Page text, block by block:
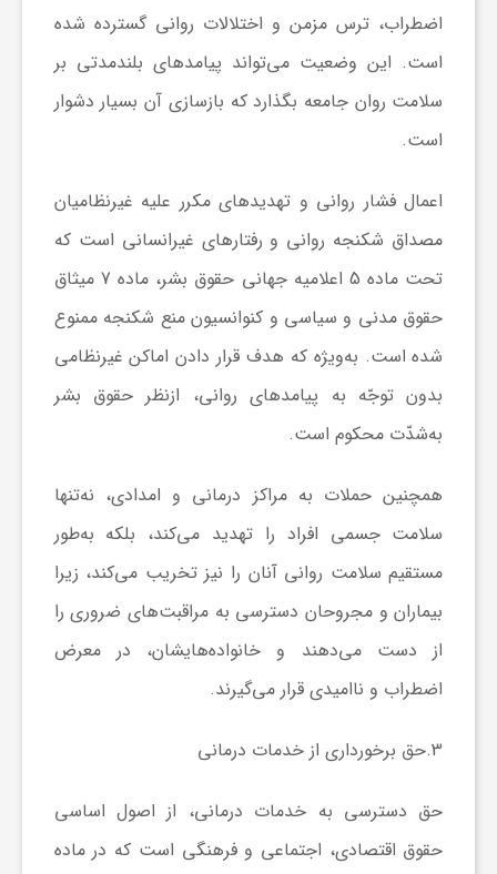
اضطراب، ترس مزمن و اختلالات روانی گسترده شده
است. این وضعیت می‌تواند پیامدهای بلندمدتی بر
سلامت روان جامعه بگذارد که بازسازی آن بسیار دشوار
است.
اعمال فشار روانی و تهدیدهای مکرر علیه غیرنظامیان
مصداق شکنجه روانی و رفتارهای غیرانسانی است که
تحت ماده 5 اعلامیه جهانی حقوق بشر، ماده 7 میثاق
حقوق مدنی و سیاسی و کنوانسیون منع شکنجه ممنوع
شده است. به‌ویژه که هدف قرار دادن اماکن غیرنظامی
بدون توجّه به پیامدهای روانی، ازنظر حقوق بشر
به‌شدّت محکوم است.
همچنین حملات به مراکز درمانی و امدادی، نه‌تنها
سلامت جسمی افراد را تهدید می‌کند، بلکه به‌طور
مستقیم سلامت روانی آنان را نیز تخریب می‌کند، زیرا
بیماران و مجروحان دسترسی به مراقبت‌های ضروری را
از دست می‌دهند و خانواده‌هایشان، در معرض
اضطراب و ناامیدی قرار می‌گیرند.
3.حق برخورداری از خدمات درمانی
حق دسترسی به خدمات درمانی، از اصول اساسی
حقوق اقتصادی، اجتماعی و فرهنگی است که در ماده